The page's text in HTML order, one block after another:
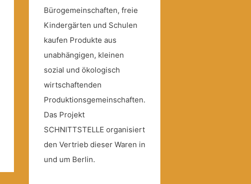
Bürogemeinschaften, freie
Kindergärten und Schulen
kaufen Produkte aus
unabhängigen, kleinen
sozial und ökologisch
wirtschaftenden
Produktionsgemeinschaften.
Das Projekt
SCHNITTSTELLE organisiert
den Vertrieb dieser Waren in
und um Berlin.